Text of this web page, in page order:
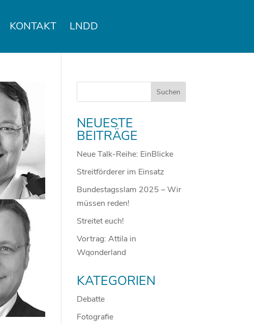
KONTAKT LNDD
NEUESTE
BEITRÄGE
Neue Talk-Reihe: EinBlicke
Streitförderer im Einsatz
Bundestagsslam 2025 – Wir
müssen reden!
Streitet euch!
Vortrag: Attila in
Wqonderland
KATEGORIEN
Debatte
Fotografie